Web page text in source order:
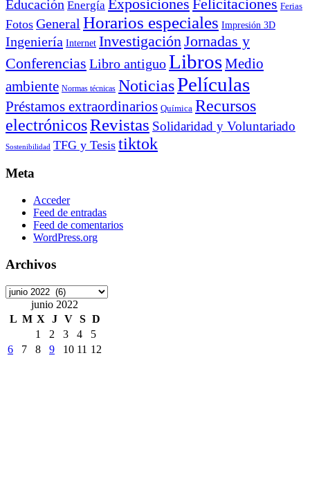
Educación Energía Exposiciones Felicitaciones Ferias
Fotos General Horarios especiales Impresión 3D
Ingeniería Internet Investigación Jornadas y
Conferencias Libro antiguoLibrosMedio
ambiente Normas técnicas NoticiasPelículas
Préstamos extraordinarios Química Recursos
electrónicosRevistas Solidaridad y Voluntariado
Sostenibilidad TFG y Tesis tiktok
Meta
Acceder
Feed de entradas
Feed de comentarios
WordPress.org
Archivos
Archivos
junio 2022
L M X J V S D
1
2 3 4
5
6
7 8 9 10 11 12